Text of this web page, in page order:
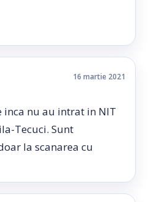
16 martie 2021
inca nu au intrat in NIT
Tecuci. Sunt
la scanarea cu